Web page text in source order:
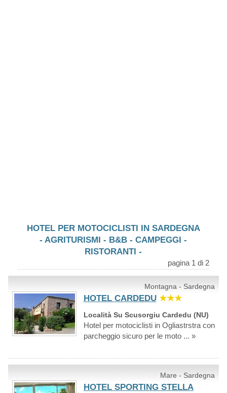
HOTEL PER MOTOCICLISTI IN SARDEGNA
- AGRITURISMI - B&B - CAMPEGGI -
RISTORANTI -
pagina 1 di 2
Montagna - Sardegna
HOTEL CARDEDU ★★★
Località Su Scusorgiu Cardedu (NU)
Hotel per motociclisti in Ogliastrstra con
parcheggio sicuro per le moto ... »
Mare - Sardegna
HOTEL SPORTING STELLA